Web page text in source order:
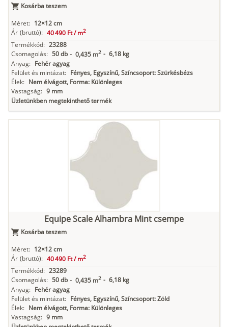
Kosárba teszem
Méret: 12×12 cm
Ár (bruttó): 40 490 Ft /m2
Termékkód: 23288
Csomagolás: 50 db - 0,435 m2 - 6,18 kg
Anyag: Fehér agyag
Felület és mintázat: Fényes, Egyszínű, Színcsoport: Szürkésbézs
Élek: Nem élvágott, Forma: Különleges
Vastagság: 9 mm
Üzletünkben megtekinthető termék
Equipe Scale Alhambra Mint csempe
Kosárba teszem
Méret: 12×12 cm
Ár (bruttó): 40 490 Ft /m2
Termékkód: 23289
Csomagolás: 50 db - 0,435 m2 - 6,18 kg
Anyag: Fehér agyag
Felület és mintázat: Fényes, Egyszínű, Színcsoport: Zöld
Élek: Nem élvágott, Forma: Különleges
Vastagság: 9 mm